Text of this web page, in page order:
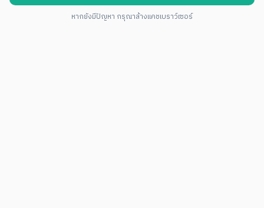
หากยังมีปัญหา กรุณาล้างแคชเบราว์เซอร์